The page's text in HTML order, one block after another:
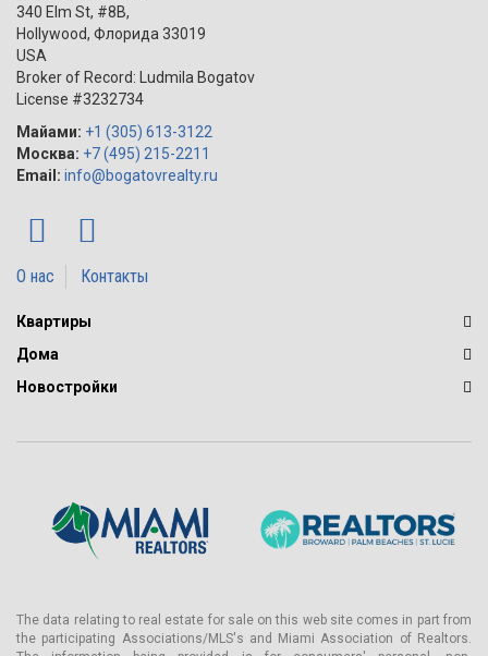
340 Elm St, #8B,
Hollywood, Флорида 33019
USA
Broker of Record: Ludmila Bogatov
License #3232734
Майами: +1 (305) 613-3122
Москва: +7 (495) 215-2211
Email: info@bogatovrealty.ru
О нас Контакты
Квартиры
Дома
Новостройки
The data relating to real estate for sale on this web site comes in part from
the participating Associations/MLS's and Miami Association of Realtors.